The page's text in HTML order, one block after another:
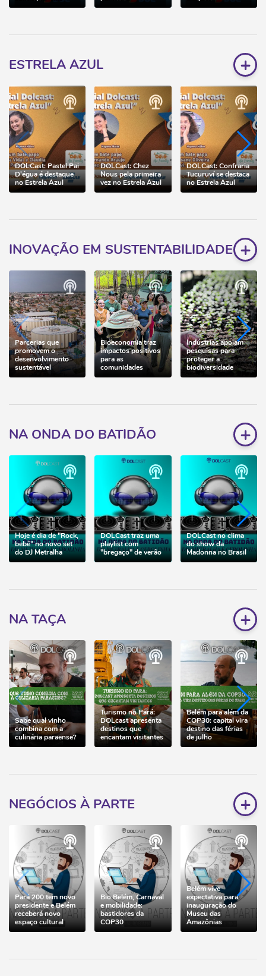
ESTRELA AZUL +
DOLCast: Pastel Pai
D'égua é destaque
no Estrela Azul
DOLCast: Chez
Nous pela primeira
vez no Estrela Azul
DOLCast: Confraria
Tucuruví se destaca
no Estrela Azul
INOVAÇÃO EM SUSTENTABILIDADE +
Parcerias que
promovem o
desenvolvimento
sustentável
Bioeconomia traz
impactos positivos
para as
comunidades
Indústrias apoiam
pesquisas para
proteger a
biodiversidade
NA ONDA DO BATIDÃO +
Hoje é dia de "Rock,
bebê" no novo set
do DJ Metralha
DOLCast traz uma
playlist com
"bregaço" de verão
DOLCast no clima
do show da
Madonna no Brasil
NA TAÇA +
Sabe qual vinho
combina com a
culinária paraense?
Turismo no Pará:
DOLcast apresenta
destinos que
encantam visitantes
Belém para além da
COP30: capital vira
destino das férias
de julho
NEGÓCIOS À PARTE +
Pará 200 tem novo
presidente e Belém
receberá novo
espaço cultural
Bio Belém, Carnaval
e mobilidade:
bastidores da
COP30
Belém vive
expectativa para
inauguração do
Museu das
Amazônias